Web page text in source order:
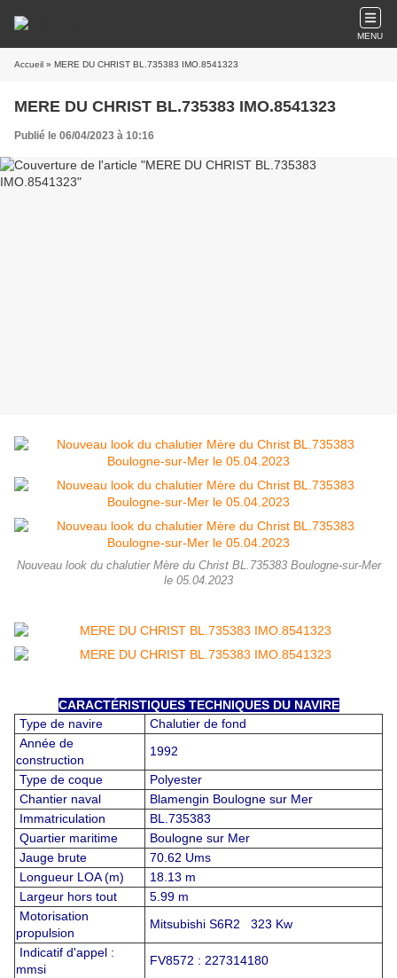
MENU
Accueil » MERE DU CHRIST BL.735383 IMO.8541323
MERE DU CHRIST BL.735383 IMO.8541323
Publié le 06/04/2023 à 10:16
Nouveau look du chalutier Mère du Christ BL.735383 Boulogne-sur-Mer
le 05.04.2023
CARACTÉRISTIQUES TECHNIQUES DU NAVIRE
Type de navire
Chalutier de fond
Année de
construction
1992
Type de coque
Polyester
Chantier naval
Blamengin Boulogne sur Mer
Immatriculation
BL.735383
Quartier maritime
Boulogne sur Mer
Jauge brute
70.62 Ums
Longueur LOA (m)
18.13 m
Largeur hors tout
5.99 m
Motorisation
propulsion
Mitsubishi S6R2 323 Kw
Indicatif d'appel :
mmsi
FV8572 : 227314180